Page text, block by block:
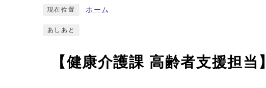
現在位置 ホーム
あしあと
【健康介護課 高齢者支援担